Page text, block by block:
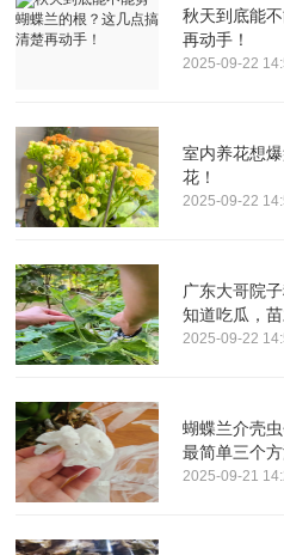
秋天到底能
再动手！
2025-09-22
室内养花想
花！
2025-09-22
广东大哥院
知道吃瓜，
2025-09-22
蝴蝶兰介壳
最简单三个方
2025-09-21